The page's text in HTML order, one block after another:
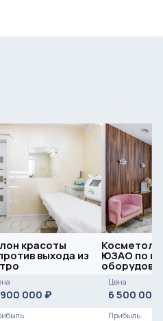
красоты
выхода из
000 ₽
ЮЗАО по
Цена
6 500 000
Прибыль